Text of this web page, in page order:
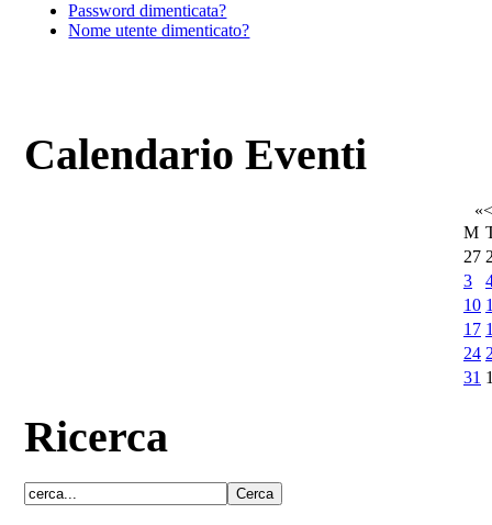
Password dimenticata?
Nome utente dimenticato?
Calendario Eventi
«<
M
27
3
10
17
24
31
Ricerca